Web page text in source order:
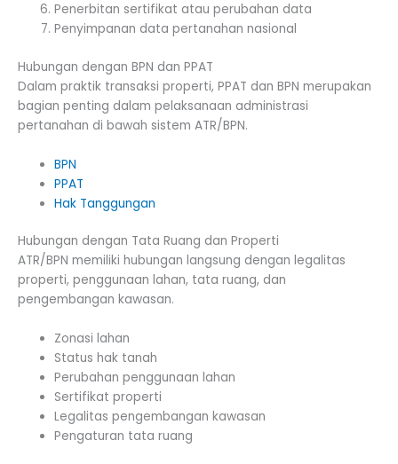
Penerbitan sertifikat atau perubahan data
Penyimpanan data pertanahan nasional
Hubungan dengan BPN dan PPAT
Dalam praktik transaksi properti, PPAT dan BPN merupakan
bagian penting dalam pelaksanaan administrasi
pertanahan di bawah sistem ATR/BPN.
BPN
PPAT
Hak Tanggungan
Hubungan dengan Tata Ruang dan Properti
ATR/BPN memiliki hubungan langsung dengan legalitas
properti, penggunaan lahan, tata ruang, dan
pengembangan kawasan.
Zonasi lahan
Status hak tanah
Perubahan penggunaan lahan
Sertifikat properti
Legalitas pengembangan kawasan
Pengaturan tata ruang